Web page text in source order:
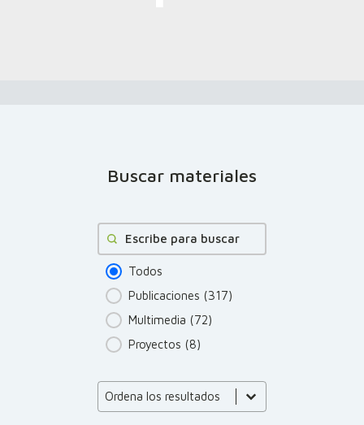
Buscar materiales
Buscar
Todos
Publicaciones (317)
Multimedia (72)
Proyectos (8)
Product Order
Ordena los resultados
Product Order